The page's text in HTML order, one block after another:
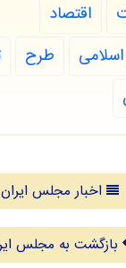
اقتصاد
طرح
اخبار مجلس ایران
بازگشت به مجلس